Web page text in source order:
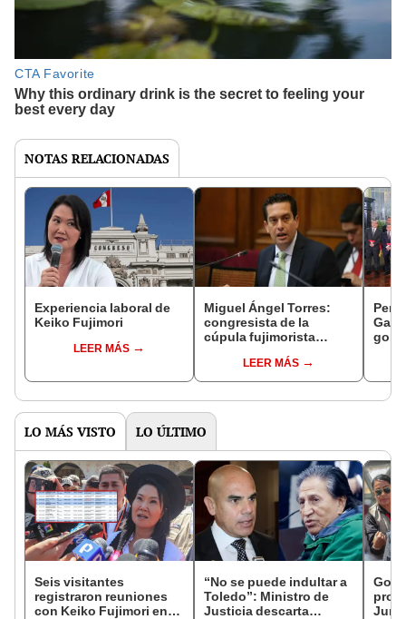
NOTAS RELACIONADAS
Experiencia laboral de
Keiko Fujimori
LEER MÁS
Miguel Ángel Torres:
congresista de la
cúpula fujimorista
del SenadoLEER MÁS
LO MÁS VISTO LO ÚLTIMO
Seis visitantes
registraron reuniones
con Keiko Fujimori en
“No se puede indultar a
Toledo”: Ministro de
Justicia descarta